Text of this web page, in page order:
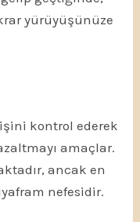
yürüyüşünüze
kontrol ederek
amaçlar.
ancak en
nefesidir.